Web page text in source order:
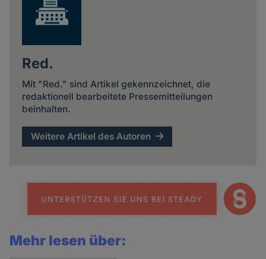
Red.
Mit "Red." sind Artikel gekennzeichnet, die
redaktionell bearbeitete Pressemitteilungen
beinhalten.
Weitere Artikel des Autoren
Mehr lesen über: